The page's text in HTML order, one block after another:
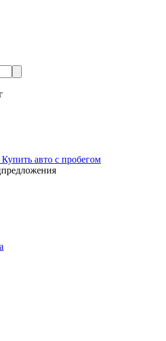
Купить авто с пробегом